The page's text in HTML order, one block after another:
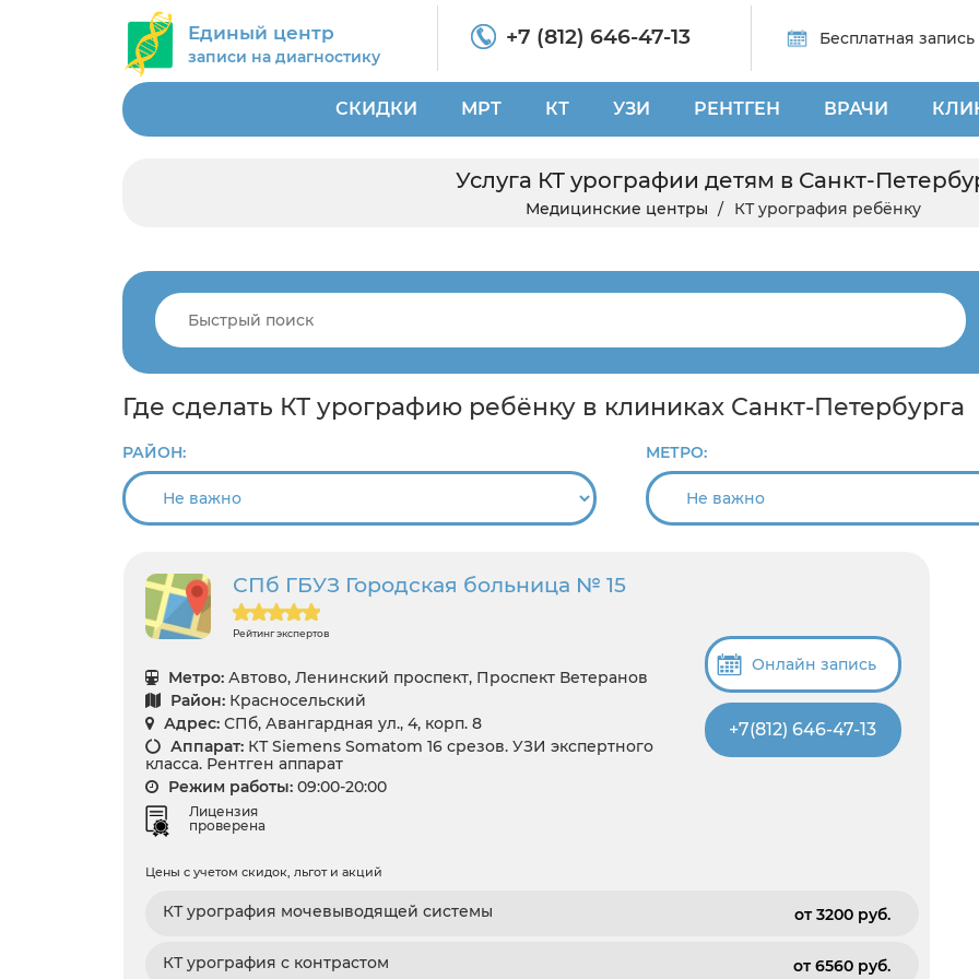
Единый центр
записи на диагностику
+7 (812) 646-47-13 Бесплатная запись
СКИДКИ МРТ КТ УЗИ РЕНТГЕН ВРАЧИ
Услуга КТ урографии детям в Санкт-
Медицинские центры КТ урография ребёнку
Где сделать КТ урографию ребёнку в клиниках Санкт-Петербурга
РАЙОН: МЕТРО:
СПб ГБУЗ Городская больница № 15
Рейтинг экспертов
Метро: Автово, Ленинский проспект, Проспект Ветеранов
Район: Красносельский
Адрес: СПб, Авангардная ул., 4, корп. 8
Аппарат: КТ Siemens Somatom 16 срезов. УЗИ экспертного
класса. Рентген аппарат
Режим работы: 09:00-20:00
Лицензия
проверена
Онлайн запись
+7(812) 646-47-13
Цены с учетом скидок, льгот и акций
КТ урография мочевыводящей системы от 3200 pуб.
КТ урография с контрастом от 6560 pуб.